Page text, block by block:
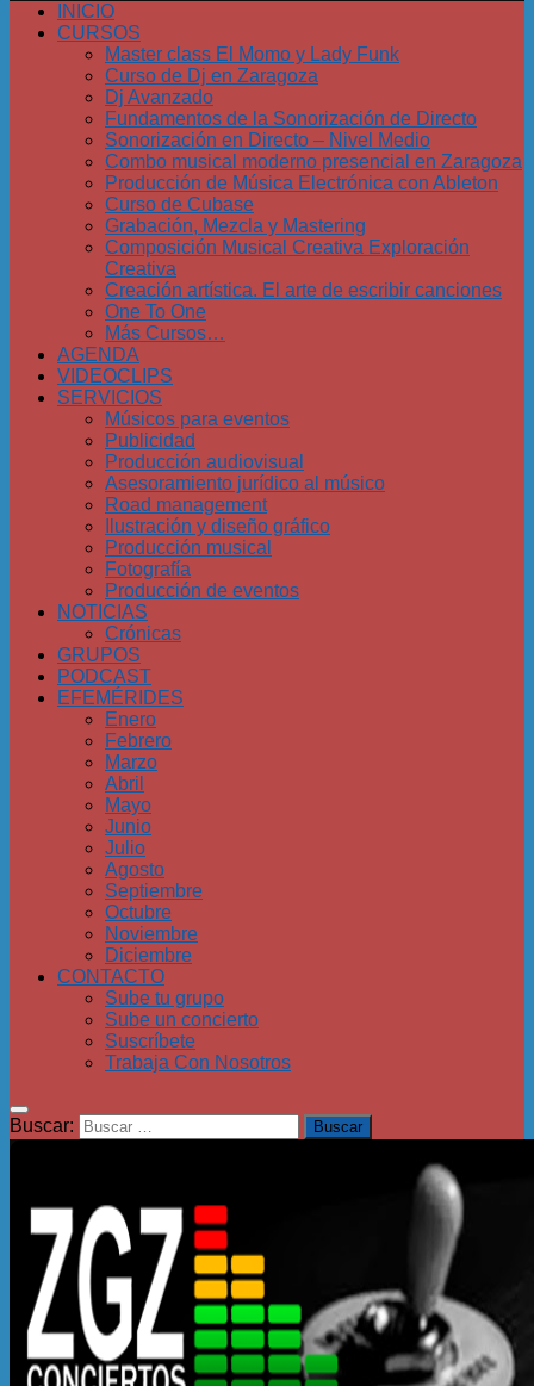
INICIO
CURSOS
Master class El Momo y Lady Funk
Curso de Dj en Zaragoza
Dj Avanzado
Fundamentos de la Sonorización de Directo
Sonorización en Directo – Nivel Medio
Combo musical moderno presencial en Zaragoza
Producción de Música Electrónica con Ableton
Curso de Cubase
Grabación, Mezcla y Mastering
Composición Musical Creativa Exploración
Creativa
Creación artística. El arte de escribir canciones
One To One
Más Cursos…
AGENDA
VIDEOCLIPS
SERVICIOS
Músicos para eventos
Publicidad
Producción audiovisual
Asesoramiento jurídico al músico
Road management
Ilustración y diseño gráfico
Producción musical
Fotografía
Producción de eventos
NOTICIAS
Crónicas
GRUPOS
PODCAST
EFEMÉRIDES
Enero
Febrero
Marzo
Abril
Mayo
Junio
Julio
Agosto
Septiembre
Octubre
Noviembre
Diciembre
CONTACTO
Sube tu grupo
Sube un concierto
Suscríbete
Trabaja Con Nosotros
Buscar: